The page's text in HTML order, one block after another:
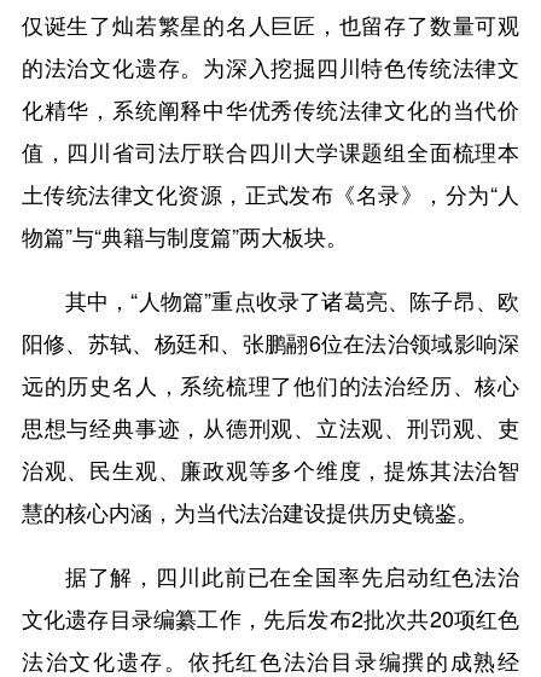
仅诞生了灿若繁星的名人巨匠，也留存了数量可观
的法治文化遗存。为深入挖掘四川特色传统法律文
化精华，系统阐释中华优秀传统法律文化的当代价
值，四川省司法厅联合四川大学课题组全面梳理本
土传统法律文化资源，正式发布《名录》，分为“人
物篇”与“典籍与制度篇”两大板块。
其中，“人物篇”重点收录了诸葛亮、陈子昂、欧
阳修、苏轼、杨廷和、张鹏翮6位在法治领域影响深
远的历史名人，系统梳理了他们的法治经历、核心
思想与经典事迹，从德刑观、立法观、刑罚观、吏
治观、民生观、廉政观等多个维度，提炼其法治智
慧的核心内涵，为当代法治建设提供历史镜鉴。
据了解，四川此前已在全国率先启动红色法治
文化遗存目录编纂工作，先后发布2批次共20项红色
法治文化遗存。依托红色法治目录编撰的成熟经